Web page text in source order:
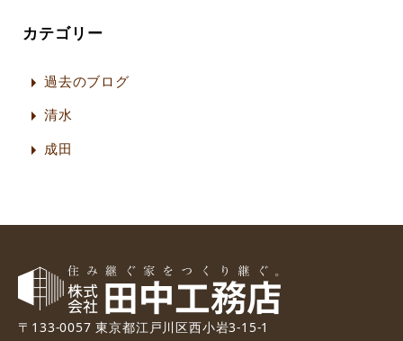
カテゴリー
過去のブログ
清水
成田
〒133-0057 東京都江戸川区西小岩3-15-1